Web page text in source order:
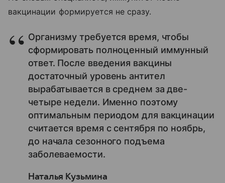
вакцинации формируется не сразу.
Организму требуется время, чтобы
сформировать полноценный иммунный
ответ. После введения вакцины
достаточный уровень антител
вырабатывается в среднем за две-
четыре недели. Именно поэтому
оптимальным периодом для вакцинации
считается время с сентября по ноябрь,
до начала сезонного подъема
заболеваемости.
Наталья Кузьмина